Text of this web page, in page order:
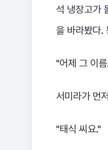
석 냉장고가
을 바라봤다.
"어제 그 이
서미라가 먼
"태식 씨요."